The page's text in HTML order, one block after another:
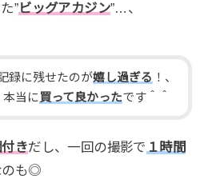
”ビッグアカジン”…、
録に残せたのが嬉し過ぎる ！、
本当に買って良かったです＾＾
きだし、一回の撮影で １時間
のも◎